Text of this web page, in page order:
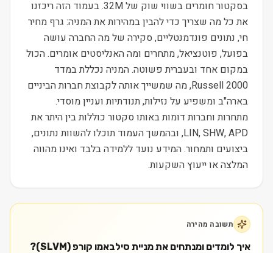
בסקטור חומרים בשווי שוק של 32M. בעמוד הזה ריכזנו
את כל מה שצריך כדי להבין במהירות את המניה: גרף מחיר
חי, נתונים פונדמנטליים, סקירה של מה החברה עושה
בפועל, פוטנציאל, מתחרים ומה האנליסטים אומרים. הכול
במקום אחד ובעברית פשוטה. המניה נכללת במדד
Russell 2000, מה שמשייך אותה לקבוצת חברות הביניים
בארה"ב ומשפיע על נזילות, תנודתיות ועניין מוסדי.
מתחרות וחברות דומות באותו סקטור כוללות בין היתר את
LIN, SHW, APD, ובהמשך העמוד תוכלו להשוות נתונים,
ביצועים ותמחור. המידע נועד ללמידה בלבד ואינו מהווה
המלצה או ייעוץ השקעות.
תשובה מהירה
איך לומדים ומנתחים את מניית סילבאמו קורפ (SLVM)?